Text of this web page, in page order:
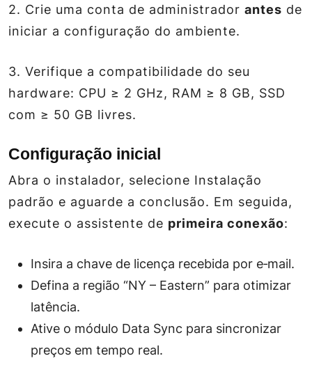
2. Crie uma conta de administrador antes de
iniciar a configuração do ambiente.
3. Verifique a compatibilidade do seu
hardware: CPU ≥ 2 GHz, RAM ≥ 8 GB, SSD
com ≥ 50 GB livres.
Configuração inicial
Abra o instalador, selecione Instalação
padrão e aguarde a conclusão. Em seguida,
execute o assistente de primeira conexão:
Insira a chave de licença recebida por e‑mail.
Defina a região “NY – Eastern” para otimizar
latência.
Ative o módulo Data Sync para sincronizar
preços em tempo real.